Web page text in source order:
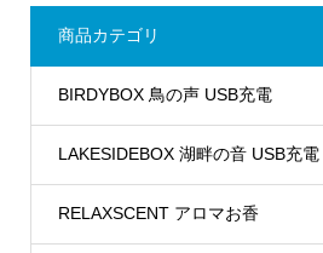
商品カテゴリ
BIRDYBOX 鳥の声 USB充電
LAKESIDEBOX 湖畔の音 USB充電
RELAXSCENT アロマお香